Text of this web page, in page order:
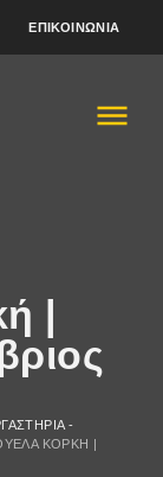
ΕΠΙΚΟΙΝΩΝΊΑ
|
-
ΚΟΡΚΉ |